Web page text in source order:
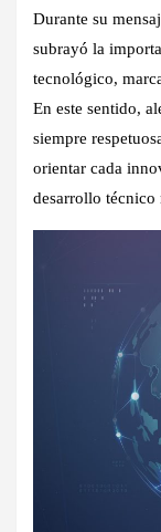
Durante su
subrayó la
tecnológico,
En este sentido,
siempre
orientar cada
desarrollo técnico